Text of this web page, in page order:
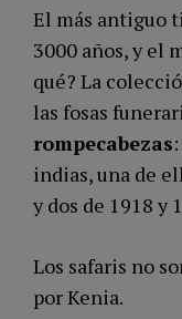
El más antiguo
3000 años, y el
qué? La
las fosas
rompecabezas
indias, una de
y dos de 1918 y
Los safaris no
por Kenia.